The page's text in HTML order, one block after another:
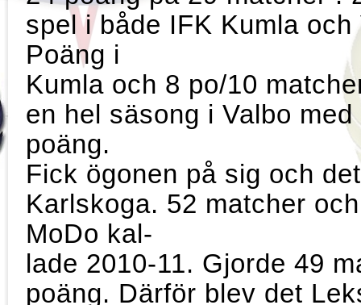
spel i både IFK Kumla
Poäng i
Kumla och 8 po/10
en hel säsong i Valbo
poäng.
Fick ögonen på sig och
Karlskoga. 52 matcher
MoDo kal-
lade 2010-11. Gjorde 49
poäng. Därför blev det